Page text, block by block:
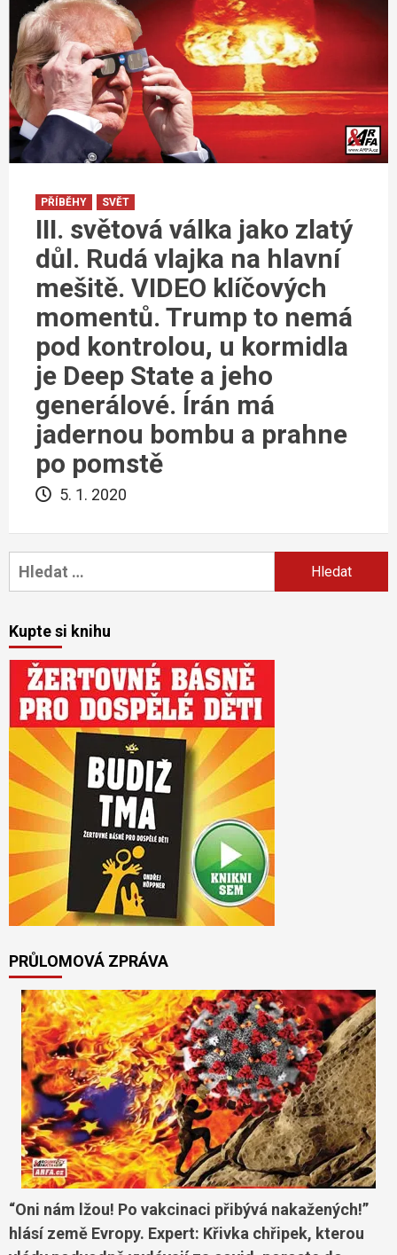
PŘÍBĚHY SVĚT
III. světová válka jako zlatý
důl. Rudá vlajka na hlavní
mešitě. VIDEO klíčových
momentů. Trump to nemá
pod kontrolou, u kormidla
je Deep State a jeho
generálové. Írán má
jadernou bombu a prahne
po pomstě
5. 1. 2020
Vyhledávání
Kupte si knihu
PRŮLOMOVÁ ZPRÁVA
“Oni nám lžou! Po vakcinaci přibývá nakažených!”
hlásí země Evropy. Expert: Křivka chřipek, kterou